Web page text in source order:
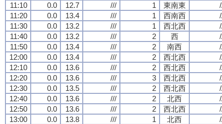
11:10
0.0 12.7 /// 1 東南東
11:20
0.0 13.4 /// 1 西南西
11:30
0.0 13.2 /// 1 西北西
11:40
0.0 13.2 /// 2 西
11:50
0.0 13.4 /// 2 南西
12:00
0.0 13.4 /// 2 西北西
12:10
0.0 13.6 /// 2 西北西
12:20
0.0 13.6 /// 3 西北西
12:30
0.0 13.5 /// 2 西北西
12:40
0.0 13.6 /// 2 北西
12:50
0.0 13.6 /// 2 西北西
13:00
0.0 13.8 /// 1 北西